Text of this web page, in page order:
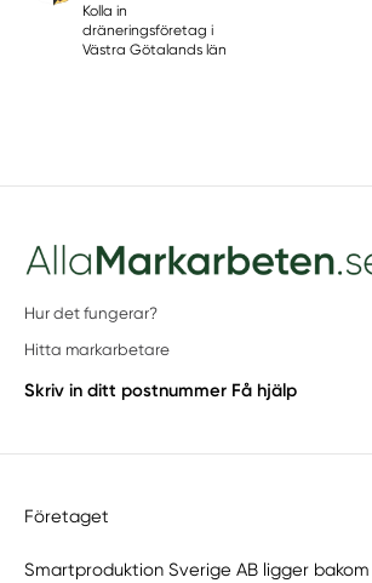
Kolla in
dräneringsföretag i
Västra Götalands län
Hur det fungerar?
Hitta markarbetare
Skriv in ditt postnummer Få hjälp
Företaget
Smartproduktion Sverige AB ligger